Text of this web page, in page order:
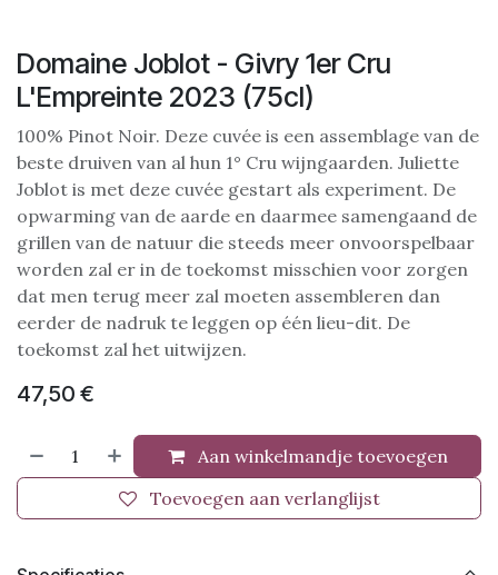
Domaine Joblot - Givry 1er Cru
L'Empreinte 2023 (75cl)
100% Pinot Noir. Deze cuvée is een assemblage van de
beste druiven van al hun 1° Cru wijngaarden. Juliette
Joblot is met deze cuvée gestart als experiment. De
opwarming van de aarde en daarmee samengaand de
grillen van de natuur die steeds meer onvoorspelbaar
worden zal er in de toekomst misschien voor zorgen
dat men terug meer zal moeten assembleren dan
eerder de nadruk te leggen op één lieu-dit. De
toekomst zal het uitwijzen.
47,50 €
Aan winkelmandje toevoegen
Toevoegen aan verlanglijst